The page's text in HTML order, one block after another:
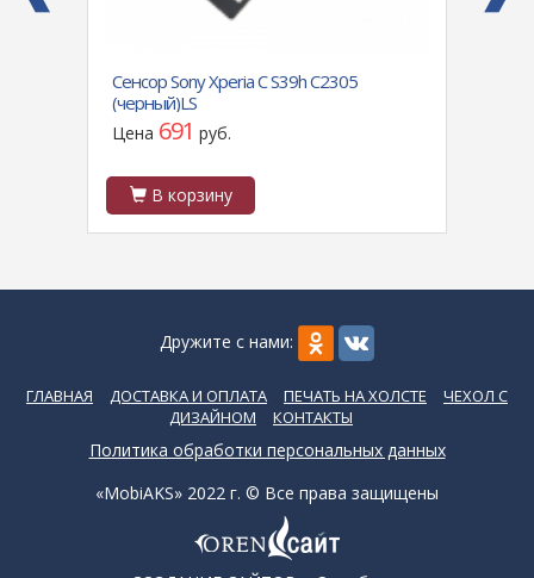
Сенсор Sony Xperia C S39h C2305
(черный)LS
691руб.
В корзину
Дружите с нами:
ГЛАВНАЯ ДОСТАВКА И ОПЛАТА ПЕЧАТЬ НА ХОЛСТЕ
ЧЕХОЛ С
ДИЗАЙНОМ
КОНТАКТЫ
Политика обработки персональных данных
«MobiAKS» 2022 г. © Все права защищены